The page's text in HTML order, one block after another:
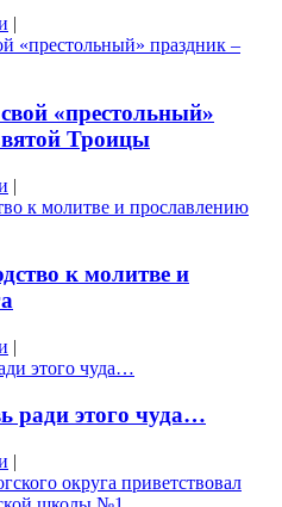
|
«престольный»
Троицы
|
к молитве и
|
ради этого чуда…
|